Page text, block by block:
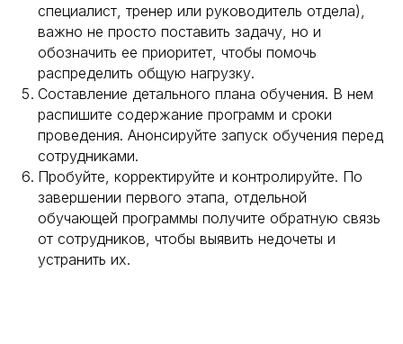
специалист, тренер или руководитель отдела),
важно не просто поставить задачу, но и
обозначить ее приоритет, чтобы помочь
распределить общую нагрузку.
Составление детального плана обучения. В нем
распишите содержание программ и сроки
проведения. Анонсируйте запуск обучения перед
сотрудниками.
Пробуйте, корректируйте и контролируйте. По
завершении первого этапа, отдельной
обучающей программы получите обратную связь
от сотрудников, чтобы выявить недочеты и
устранить их.